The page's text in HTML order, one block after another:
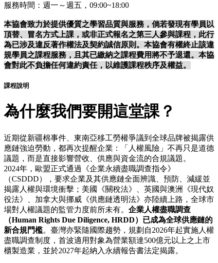
服務時間：週一～週五，09:00~18:00
本協會致力於提供優質之學習品質與服務，倘若發現有學員以
頂替、冒名方式上課，或非正式報名之第三人參與課程，此行
為已涉及違反著作權法及契約誠信原則。本協會有權終止該違
規學員之課程服務，且其已繳納之課程費用將不予退還。本協
會對此不負擔任何違約責任，以維護課程秩序及權益。
課程說明
為什麼我們要開這堂課？
近期從新疆棉事件、東南亞移工勞權爭議到全球品牌被揭露供
應鏈強迫勞動，都再次提醒企業：「人權風險」不再只是道德
議題，而是直接影響營收、供應與資金流的合規議題。
2024年，歐盟正式通過《企業永續盡職調查指令》
（CSDDD），要求企業及其供應鏈全面辨識、預防、減緩並
揭露人權與環境衝擊；美國《關稅法》、英國與澳洲《現代奴
役法》、加拿大與挪威《供應鏈透明法》亦陸續上路，全球市
場對人權議題的監管力度前所未有。 企業人權盡職調查
（Human Rights Due Diligence, HRDD）已成為全球供應鏈的
新合規門檻。臺灣亦緊隨國際趨勢，規劃自2026年起實施人權
盡職調查制度，首波適用對象為營業額達500億元以上之上市
櫃製造業，並於2027年起納入永續報告書法定揭露。